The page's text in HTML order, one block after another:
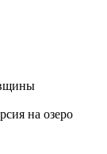
на озеро